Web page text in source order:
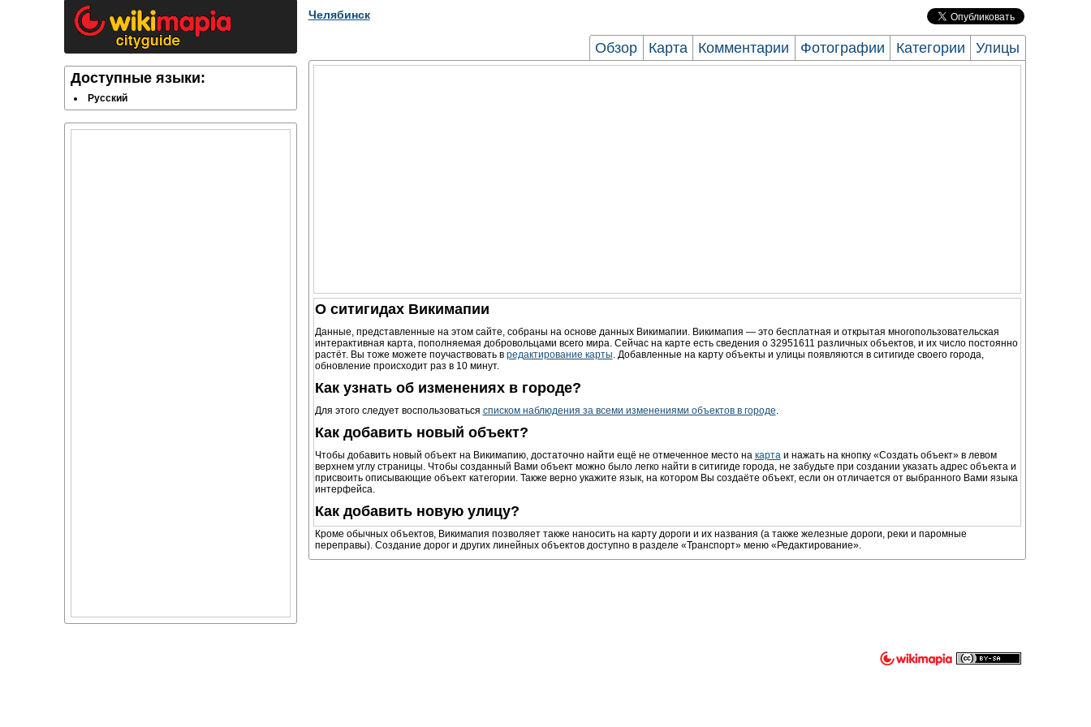
Доступные языки:
Русский
Челябинск
Обзор Карта Комментарии Фотографии Категории Улицы
О ситигидах Викимапии
Данные, представленные на этом сайте, собраны на основе данных Викимапии. Викимапия — это бесплатная и открытая многопользовательская
интерактивная карта, пополняемая добровольцами всего мира. Сейчас на карте есть сведения о 32951611 различных объектов, и их число постоянно
растёт. Вы тоже можете поучаствовать в редактирование карты. Добавленные на карту объекты и улицы появляются в ситигиде своего города,
обновление происходит раз в 10 минут.
Как узнать об изменениях в городе?
Для этого следует воспользоваться списком наблюдения за всеми изменениями объектов в городе.
Как добавить новый объект?
Чтобы добавить новый объект на Викимапию, достаточно найти ещё не отмеченное место на картаи нажать на кнопку «Создать объект» в левом
верхнем углу страницы. Чтобы созданный Вами объект можно было легко найти в ситигиде города, не забудьте при создании указать адрес объекта и
присвоить описывающие объект категории. Также верно укажите язык, на котором Вы создаёте объект, если он отличается от выбранного Вами языка
интерфейса.
Как добавить новую улицу?
Кроме обычных объектов, Викимапия позволяет также наносить на карту дороги и их названия (а также железные дороги, реки и паромные
переправы). Создание дорог и других линейных объектов доступно в разделе «Транспорт» меню «Редактирование».